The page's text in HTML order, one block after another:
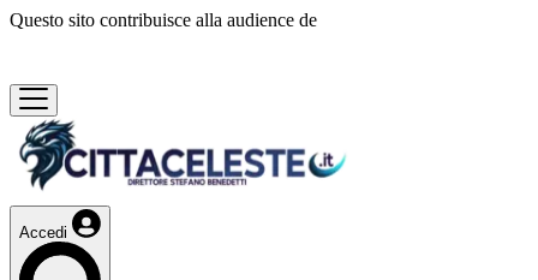
Questo sito contribuisce alla audience de
Accedi